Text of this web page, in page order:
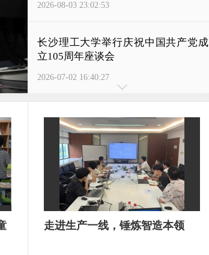
2026-08-03 23:02:53
长沙理工大学举行庆祝中国共产党成
立105周年座谈会
2026-07-02 16:40:27
中国海洋大学刘福顺教授受聘长沙理
工大学学术副校长
2026-06-18 17:53:26
走进生产一线，锤炼智造本领